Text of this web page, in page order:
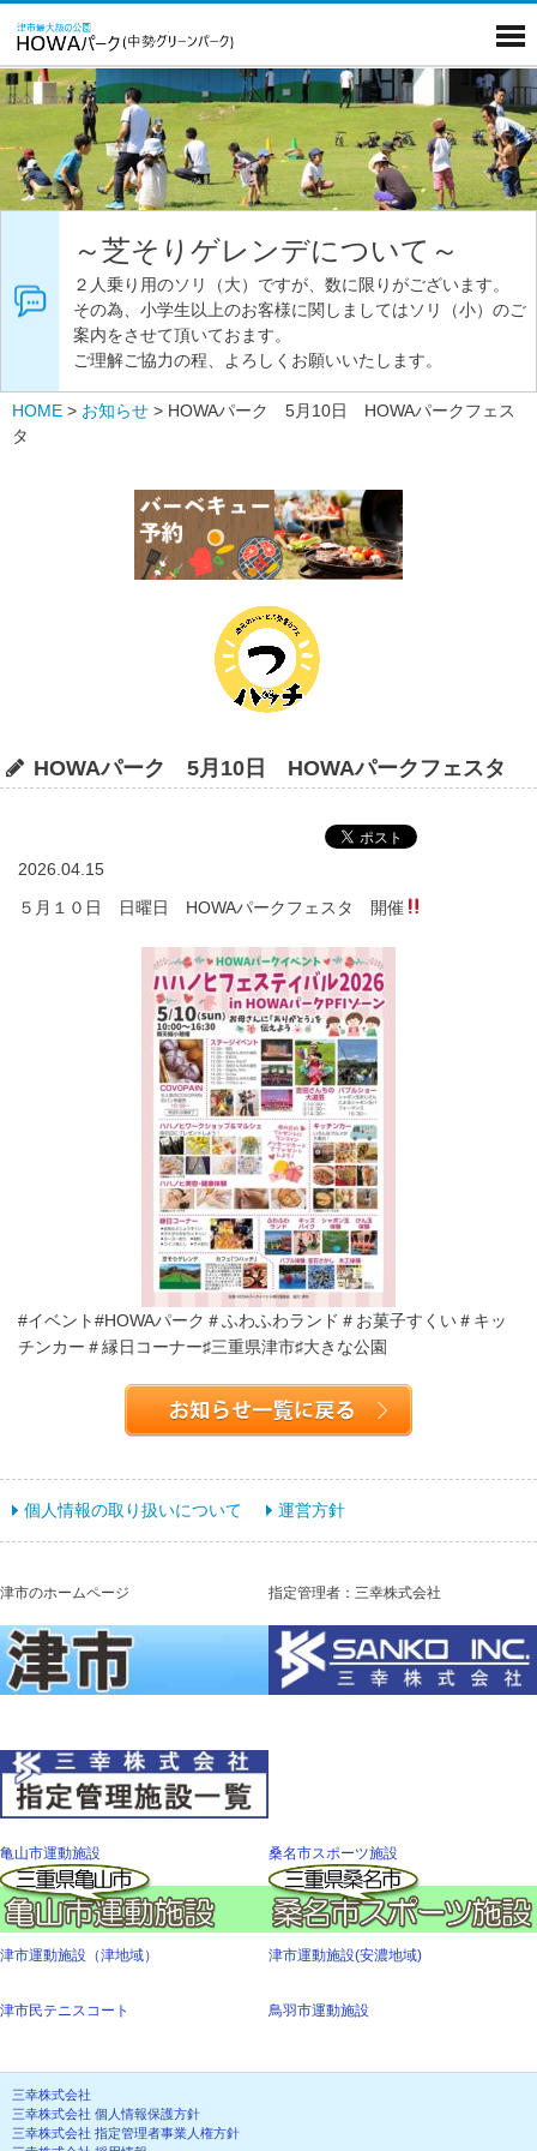
～芝そりゲレンデについて～
２人乗り用のソリ（大）ですが、数に限りがございます。
その為、小学生以上のお客様に関しましてはソリ（小）のご
案内をさせて頂いておます。
ご理解ご協力の程、よろしくお願いいたします。
HOME > お知らせ > HOWAパーク 5月10日 HOWAパークフェス
タ
HOWAパーク 5月10日 HOWAパークフェスタ
2026.04.15
５月１０日 日曜日 HOWAパークフェスタ 開催
#イベント#HOWAパーク＃ふわふわランド＃お菓子すくい＃キッ
チンカー＃縁日コーナー♯三重県津市♯大きな公園
個人情報の取り扱いについて 運営方針
津市のホームページ 指定管理者：三幸株式会社